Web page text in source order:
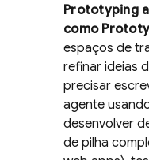
Prototyping
como
espaços de
refinar ideias
precisar
agente
desenvolver
de pilha